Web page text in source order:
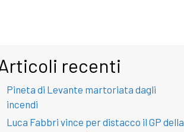
recenti
Pineta di Levante martoriata dagli
incendi
Luca Fabbri vince per distacco il GP della